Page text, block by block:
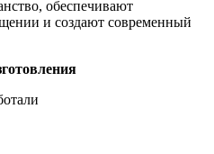
обеспечивают
и создают современный